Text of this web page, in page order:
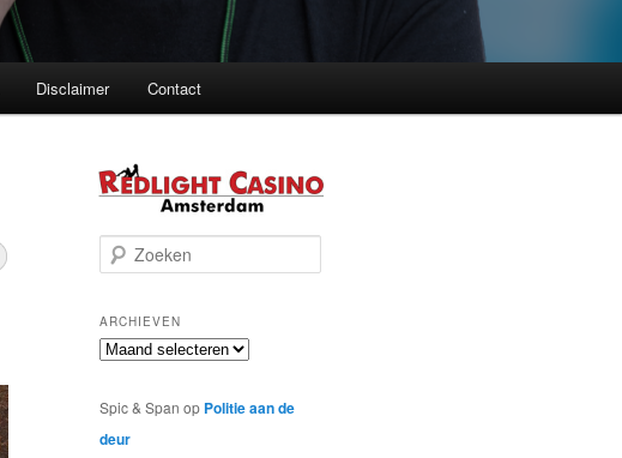
Disclaimer Contact
o
k
e
n
ARCHIEVEN
Archieven
Spic & Span op Politie aan de
deur